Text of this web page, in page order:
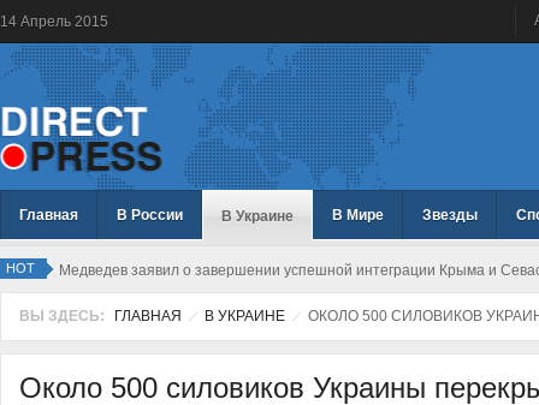
14 Апрель 2015
Главная В России В Украине В Мире Звезды
HOT Медведев заявил о завершении успешной интеграции Крыма и
ВЫ ЗДЕСЬ: ГЛАВНАЯ В УКРАИНЕ ОКОЛО 500 СИЛОВИКОВ
Около 500 силовиков Украины